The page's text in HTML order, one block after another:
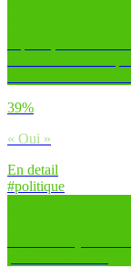
39%
« Oui »
En detail
#politique